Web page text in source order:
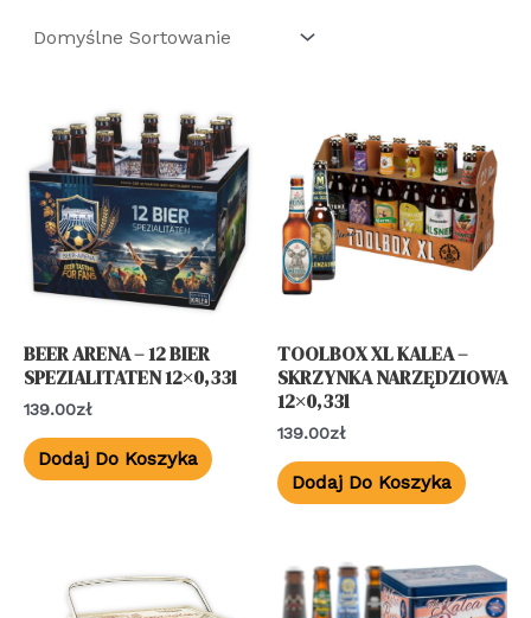
BEER ARENA – 12 BIER
SPEZIALITATEN 12×0,33l
139.00Zł
Dodaj Do Koszyka
TOOLBOX XL KALEA –
SKRZYNKA NARZĘDZIOWA
12×0,33l
139.00Zł
Dodaj Do Koszyka